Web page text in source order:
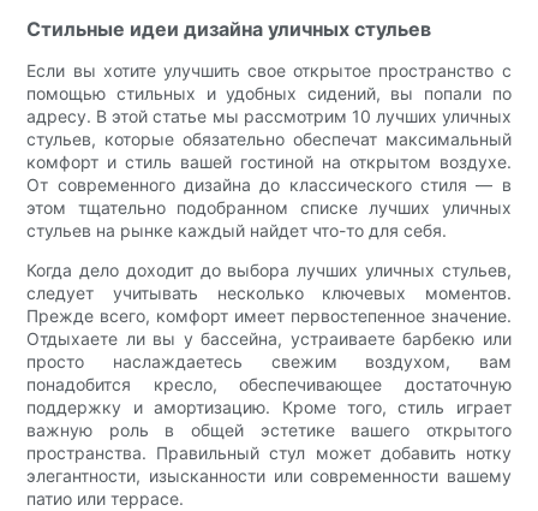
Стильные идеи дизайна уличных стульев
Если вы хотите улучшить свое открытое пространство с
помощью стильных и удобных сидений, вы попали по
адресу. В этой статье мы рассмотрим 10 лучших уличных
стульев, которые обязательно обеспечат максимальный
комфорт и стиль вашей гостиной на открытом воздухе.
От современного дизайна до классического стиля — в
этом тщательно подобранном списке лучших уличных
стульев на рынке каждый найдет что-то для себя.
Когда дело доходит до выбора лучших уличных стульев,
следует учитывать несколько ключевых моментов.
Прежде всего, комфорт имеет первостепенное значение.
Отдыхаете ли вы у бассейна, устраиваете барбекю или
просто наслаждаетесь свежим воздухом, вам
понадобится кресло, обеспечивающее достаточную
поддержку и амортизацию. Кроме того, стиль играет
важную роль в общей эстетике вашего открытого
пространства. Правильный стул может добавить нотку
элегантности, изысканности или современности вашему
патио или террасе.